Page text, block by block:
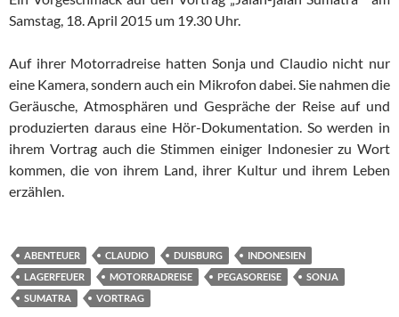
Samstag, 18. April 2015 um 19.30 Uhr.
Auf ihrer Motorradreise hatten Sonja und Claudio nicht nur
eine Kamera, sondern auch ein Mikrofon dabei. Sie nahmen die
Geräusche, Atmosphären und Gespräche der Reise auf und
produzierten daraus eine Hör-Dokumentation. So werden in
ihrem Vortrag auch die Stimmen einiger Indonesier zu Wort
kommen, die von ihrem Land, ihrer Kultur und ihrem Leben
erzählen.
ABENTEUER CLAUDIO DUISBURG
INDONESIEN
LAGERFEUER
MOTORRADREISE PEGASOREISE
SONJA
SUMATRA
VORTRAG